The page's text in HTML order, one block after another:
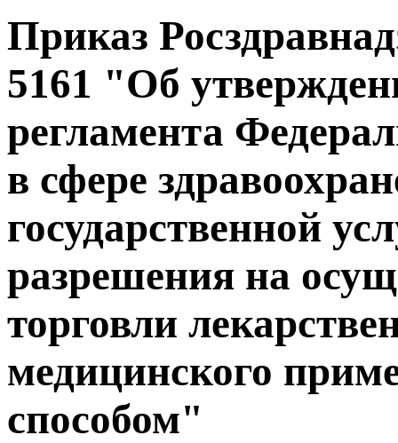
Приказ
5161 "Об
регламента
в сфере
государственной
разрешения на
торговли
медицинского
способом"